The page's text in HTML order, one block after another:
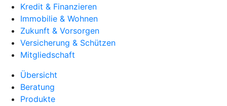
Kredit & Finanzieren
Immobilie & Wohnen
Zukunft & Vorsorgen
Versicherung & Schützen
Mitgliedschaft
Übersicht
Beratung
Produkte